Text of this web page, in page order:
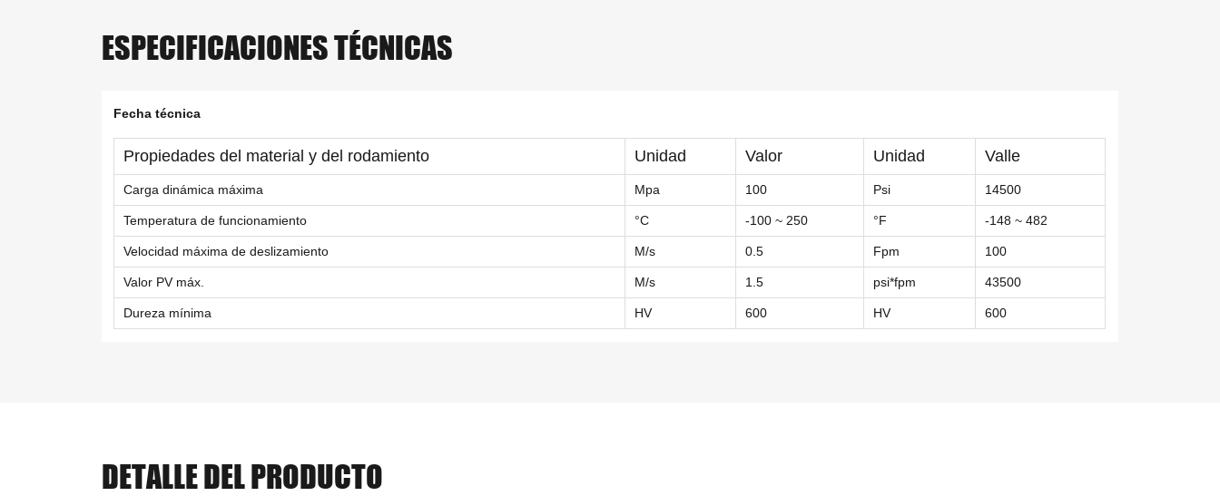
ESPECIFICACIONES TÉCNICAS
Fecha técnica
Propiedades del material y del rodamiento Unidad Valor Unidad Valle
Carga dinámica máxima Mpa 100 Psi 14500
Temperatura de funcionamiento °C -100 ~ 250 °F -148 ~ 482
Velocidad máxima de deslizamiento M/s 0.5 Fpm 100
Valor PV máx. M/s 1.5 psi*fpm 43500
Dureza mínima HV 600 HV 600
DETALLE DEL PRODUCTO